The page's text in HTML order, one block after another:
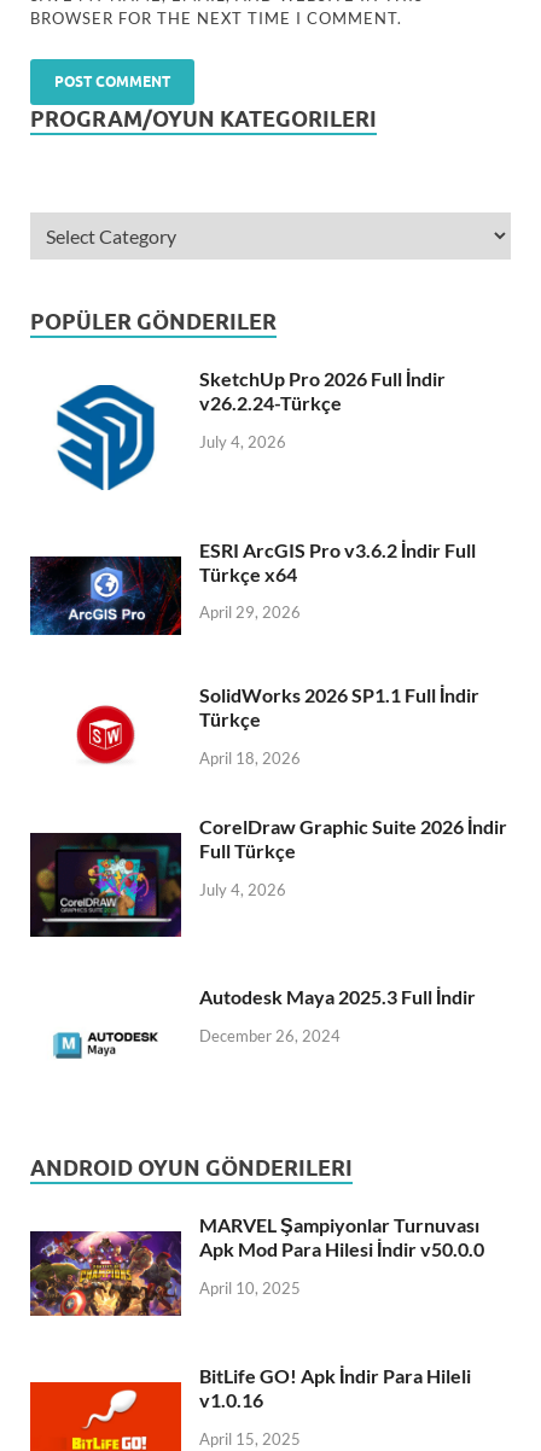
BROWSER FOR THE NEXT TIME I COMMENT.
PROGRAM/OYUN KATEGORILERI
POPÜLER GÖNDERILER
SketchUp Pro 2026 Full İndir
v26.2.24-Türkçe
July 4, 2026
ESRI ArcGIS Pro v3.6.2 İndir Full
Türkçe x64
April 29, 2026
SolidWorks 2026 SP1.1 Full İndir
Türkçe
April 18, 2026
CorelDraw Graphic Suite 2026 İndir
Full Türkçe
July 4, 2026
Autodesk Maya 2025.3 Full İndir
December 26, 2024
ANDROID OYUN GÖNDERILERI
MARVEL Şampiyonlar Turnuvası
Apk Mod Para Hilesi İndir v50.0.0
April 10, 2025
BitLife GO! Apk İndir Para Hileli
v1.0.16
April 15, 2025